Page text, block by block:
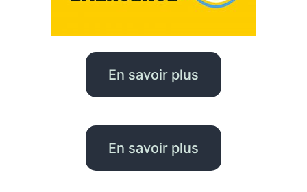
En savoir plus
En savoir plus